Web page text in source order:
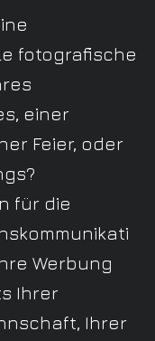
fotografische
einer
Feier, oder
für die
Werbung
Ihrer
Ihrer